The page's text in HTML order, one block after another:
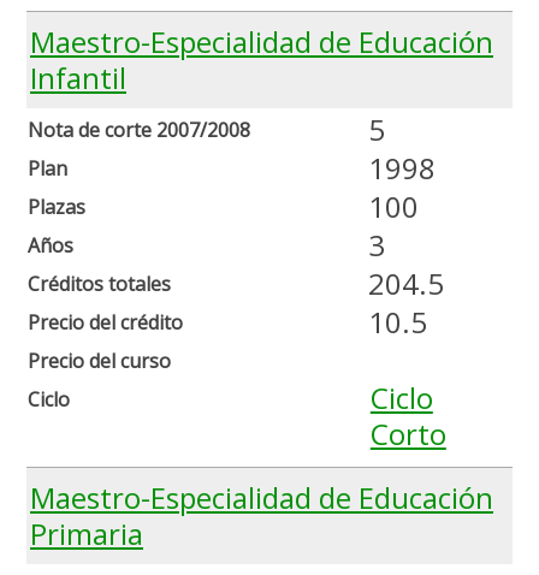
Maestro-Especialidad de Educación
Infantil
Nota de corte 2007/2008
Plan
Plazas
Años
Créditos totales
Precio del crédito
Precio del curso
Ciclo
5
1998
100
3
204.5
10.5
Ciclo
Corto
Maestro-Especialidad de Educación
Primaria